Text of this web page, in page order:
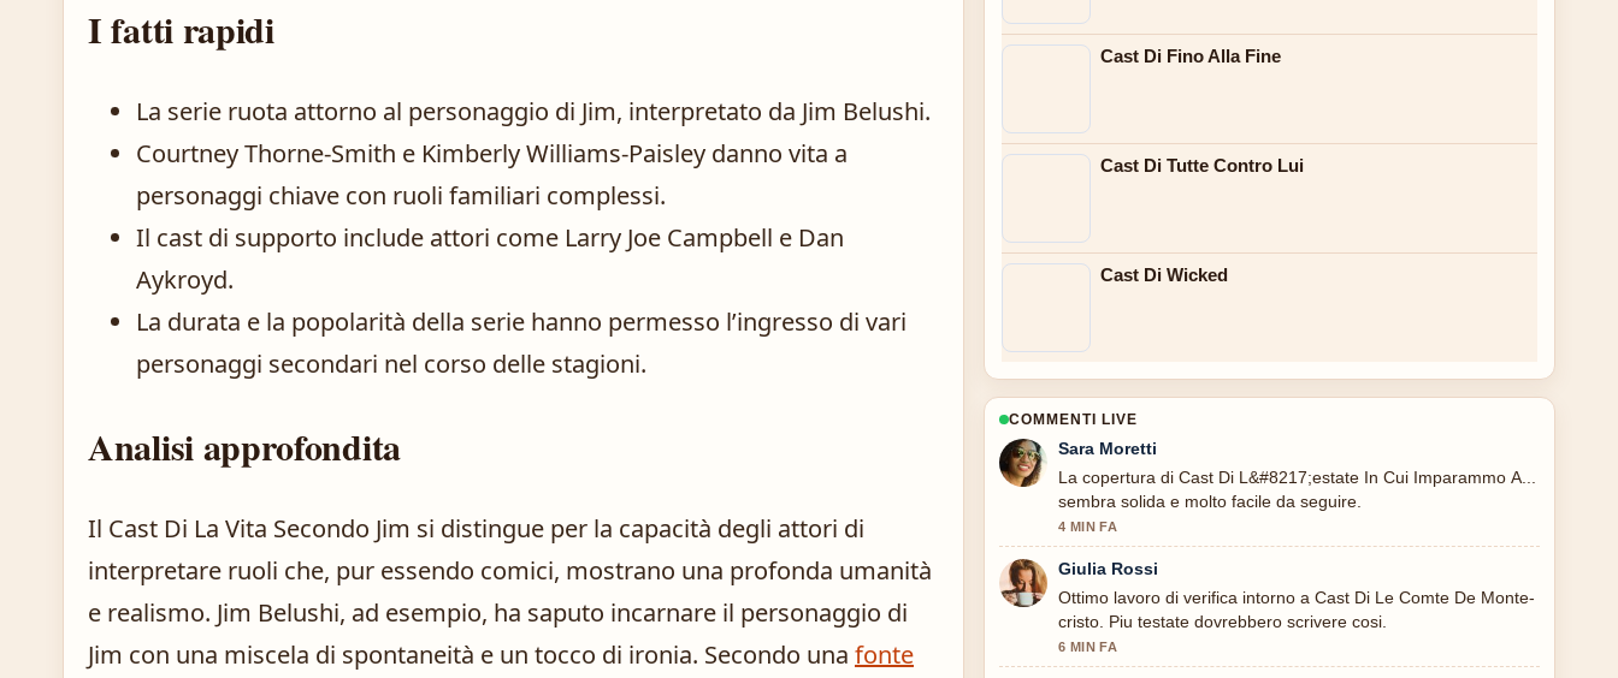
I fatti rapidi
La serie ruota attorno al personaggio di Jim, interpretato da Jim Belushi.
Courtney Thorne-Smith e Kimberly Williams-Paisley danno vita a
personaggi chiave con ruoli familiari complessi.
Il cast di supporto include attori come Larry Joe Campbell e Dan
Aykroyd.
La durata e la popolarità della serie hanno permesso l’ingresso di vari
personaggi secondari nel corso delle stagioni.
Analisi approfondita
Il Cast Di La Vita Secondo Jim si distingue per la capacità degli attori di
interpretare ruoli che, pur essendo comici, mostrano una profonda umanità
e realismo. Jim Belushi, ad esempio, ha saputo incarnare il personaggio di
Jim con una miscela di spontaneità e un tocco di ironia. Secondo una fonte
Cast Di Fino Alla Fine
Cast Di Tutte Contro Lui
Cast Di Wicked
COMMENTI LIVE
Sara Moretti
La copertura di Cast Di L&#8217;estate In Cui Imparammo A...
sembra solida e molto facile da seguire.
4 MIN FA
Giulia Rossi
Ottimo lavoro di verifica intorno a Cast Di Le Comte De Monte-
cristo. Piu testate dovrebbero scrivere cosi.
6 MIN FA